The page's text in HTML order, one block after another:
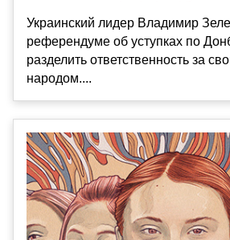
Украинский лидер Владимир
референдуме об уступках по
разделить ответственность за
народом....